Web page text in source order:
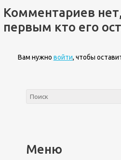
Комментариев
первым кто его
Вам нужно войти, чтобы
Меню